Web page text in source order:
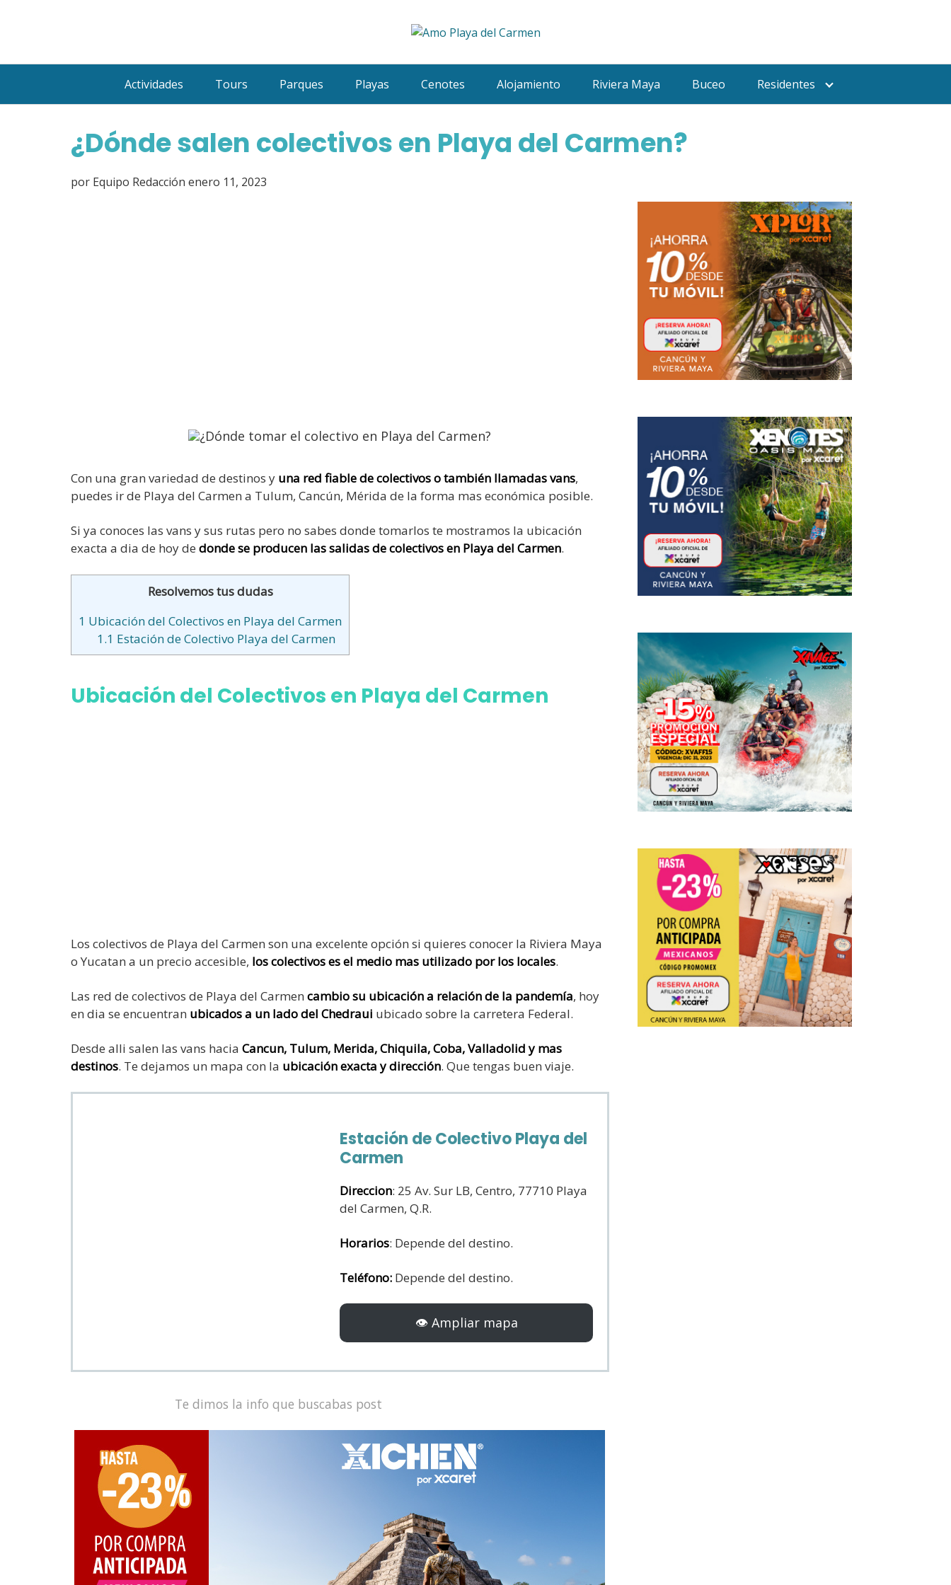
Actividades Tours Parques Playas Cenotes Alojamiento Riviera Maya Buceo Residentes
¿Dónde salen colectivos en Playa del Carmen?
por Equipo Redacción enero 11, 2023
Con una gran variedad de destinos y una red fiable de colectivos o también llamadas vans,
puedes ir de Playa del Carmen a Tulum, Cancún, Mérida de la forma mas económica posible.
Si ya conoces las vans y sus rutas pero no sabes donde tomarlos te mostramos la ubicación
exacta a dia de hoy de donde se producen las salidas de colectivos en Playa del Carmen.
Resolvemos tus dudas
1 Ubicación del Colectivos en Playa del Carmen
1.1 Estación de Colectivo Playa del Carmen
Ubicación del Colectivos en Playa del Carmen
Los colectivos de Playa del Carmen son una excelente opción si quieres conocer la Riviera Maya
o Yucatan a un precio accesible, los colectivos es el medio mas utilizado por los locales.
Las red de colectivos de Playa del Carmen cambio su ubicación a relación de la pandemía, hoy
en dia se encuentran ubicados a un lado del Chedraui ubicado sobre la carretera Federal.
Desde alli salen las vans hacia Cancun, Tulum, Merida, Chiquila, Coba, Valladolid y mas
destinos. Te dejamos un mapa con la ubicación exacta y dirección. Que tengas buen viaje.
Estación de Colectivo Playa del
Carmen
Direccion: 25 Av. Sur LB, Centro, 77710 Playa
del Carmen, Q.R.
Horarios: Depende del destino.
Teléfono: Depende del destino.
👁️ Ampliar mapa
Te dimos la info que buscabas post